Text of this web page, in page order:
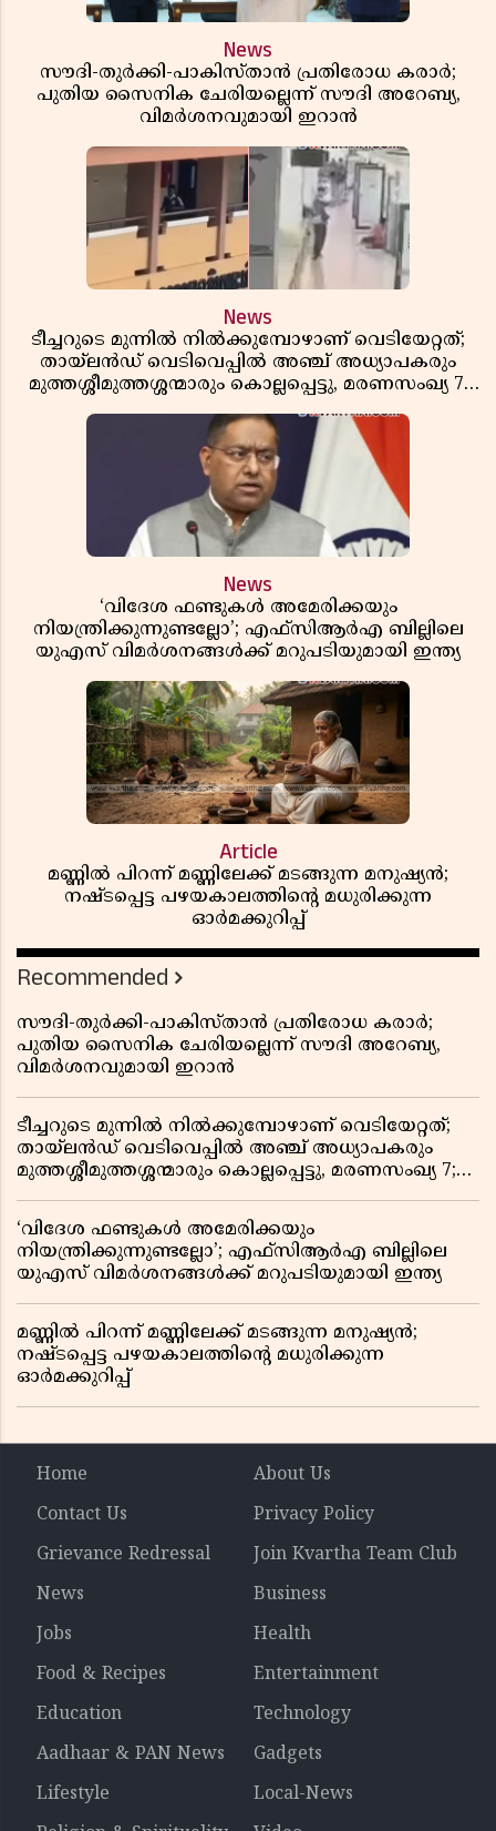
News
സൗദി-തുർക്കി-പാകിസ്താൻ പ്രതിരോധ കരാർ;
പുതിയ സൈനിക ചേരിയല്ലെന്ന് സൗദി അറേബ്യ,
വിമർശനവുമായി ഇറാൻ
News
ടീച്ചറുടെ മുന്നിൽ നിൽക്കുമ്പോഴാണ് വെടിയേറ്റത്;
തായ്‌ലൻഡ് വെടിവെപ്പിൽ അഞ്ച് അധ്യാപകരും
മുത്തശ്ശീമുത്തശ്ശന്മാരും കൊല്ലപ്പെട്ടു, മരണസംഖ്യ 7;
News
‘വിദേശ ഫണ്ടുകൾ അമേരിക്കയും
നിയന്ത്രിക്കുന്നുണ്ടല്ലോ’; എഫ്സിആർഎ ബില്ലിലെ
യുഎസ് വിമർശനങ്ങൾക്ക് മറുപടിയുമായി ഇന്ത്യ
Article
മണ്ണിൽ പിറന്ന് മണ്ണിലേക്ക് മടങ്ങുന്ന മനുഷ്യൻ;
നഷ്ടപ്പെട്ട പഴയകാലത്തിൻ്റെ മധുരിക്കുന്ന
ഓർമക്കുറിപ്പ്
Recommended
സൗദി-തുർക്കി-പാകിസ്താൻ പ്രതിരോധ കരാർ;
പുതിയ സൈനിക ചേരിയല്ലെന്ന് സൗദി അറേബ്യ,
വിമർശനവുമായി ഇറാൻ
ടീച്ചറുടെ മുന്നിൽ നിൽക്കുമ്പോഴാണ് വെടിയേറ്റത്;
തായ്‌ലൻഡ് വെടിവെപ്പിൽ അഞ്ച് അധ്യാപകരും
മുത്തശ്ശീമുത്തശ്ശന്മാരും കൊല്ലപ്പെട്ടു, മരണസംഖ്യ 7;
‘വിദേശ ഫണ്ടുകൾ അമേരിക്കയും
നിയന്ത്രിക്കുന്നുണ്ടല്ലോ’; എഫ്സിആർഎ ബില്ലിലെ
യുഎസ് വിമർശനങ്ങൾക്ക് മറുപടിയുമായി ഇന്ത്യ
മണ്ണിൽ പിറന്ന് മണ്ണിലേക്ക് മടങ്ങുന്ന മനുഷ്യൻ;
നഷ്ടപ്പെട്ട പഴയകാലത്തിൻ്റെ മധുരിക്കുന്ന
ഓർമക്കുറിപ്പ്
Home
About Us
Contact Us
Privacy Policy
Grievance Redressal
Join Kvartha Team Club
News
Business
Jobs
Health
Food & Recipes
Entertainment
Education
Technology
Aadhaar & PAN News
Gadgets
Lifestyle
Local-News